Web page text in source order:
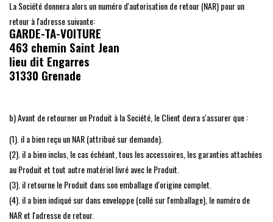
La Société donnera alors un numéro d'autorisation de retour (NAR) pour un
retour à l'adresse suivante:
GARDE-TA-VOITURE
463 chemin Saint Jean
lieu dit Engarres
31330 Grenade
b) Avant de retourner un Produit à la Société, le Client devra s'assurer que :
(1). il a bien reçu un NAR (attribué sur demande).
(2). il a bien inclus, le cas échéant, tous les accessoires, les garanties attachées
au Produit et tout autre matériel livré avec le Produit.
(3). il retourne le Produit dans son emballage d'origine complet.
(4). il a bien indiqué sur dans enveloppe (collé sur l'emballage), le numéro de
NAR et l'adresse de retour.